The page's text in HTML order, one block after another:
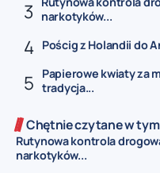
narkotyków...
Pościg z Holandii do
Papierowe kwiaty za
tradycja...
Chętnie czytane w
Rutynowa kontrola
narkotyków...